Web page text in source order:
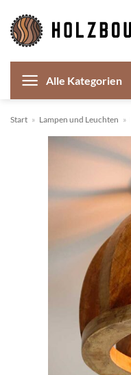
Inhalt
springen
Alle Kategorien
Start » Lampen und Leuchten »